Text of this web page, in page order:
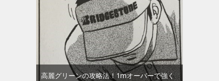
高麗グリーンの攻略法！1mオーバーで強く